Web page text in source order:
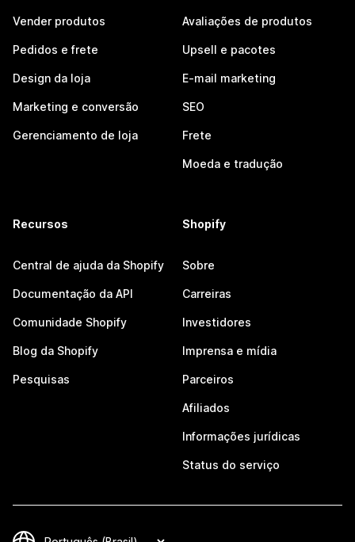
Vender produtos
Pedidos e frete
Design da loja
Marketing e conversão
Gerenciamento de loja
Avaliações de produtos
Upsell e pacotes
E-mail marketing
SEO
Frete
Moeda e tradução
Recursos
Central de ajuda da Shopify
Documentação da API
Comunidade Shopify
Blog da Shopify
Pesquisas
Shopify
Sobre
Carreiras
Investidores
Imprensa e mídia
Parceiros
Afiliados
Informações jurídicas
Status do serviço